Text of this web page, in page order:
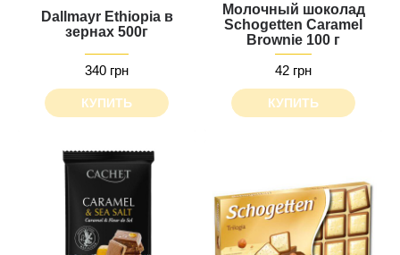
Dallmayr Ethiopia в
зернах 500г
340 грн
КУПИТЬ
Молочный шоколад
Schogetten Caramel
Brownie 100 г
42 грн
КУПИТЬ